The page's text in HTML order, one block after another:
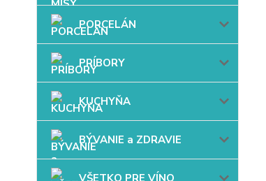
PORCELÁN
PRÍBORY
KUCHYŇA
BÝVANIE a ZDRAVIE
VŠETKO PRE VÍNO